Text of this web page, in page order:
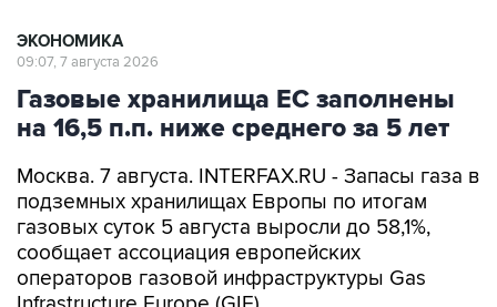
Газовые хранилища ЕС заполнены
на 16,5 п.п. ниже среднего за 5 лет
Москва. 7 августа. INTERFAX.RU - Запасы газа в
газовых суток 5 августа выросли до 58,1%,
сообщает ассоциация европейских
операторов газовой инфраструктуры Gas
Infrastructure Europe (GIE).